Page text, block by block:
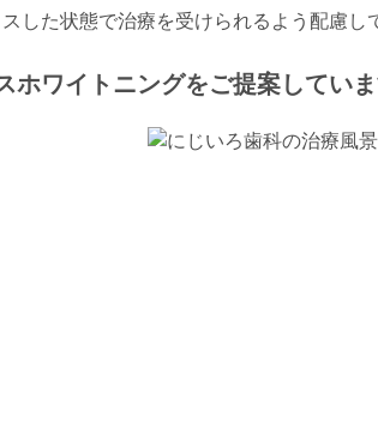
した状態で治療を受けられるよう配慮し
ホワイトニングをご提案してい